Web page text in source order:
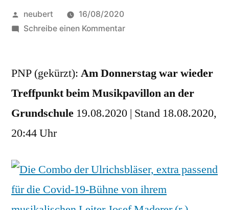
Veröffentlicht
von
neubert
16/08/2020
Schreibe einen Kommentarzu
setzt
fort
PNP (gekürzt): Am Donnerstag war wieder
Treffpunkt beim Musikpavillon an der
Grundschule 19.08.2020 | Stand 18.08.2020,
20:44 Uhr